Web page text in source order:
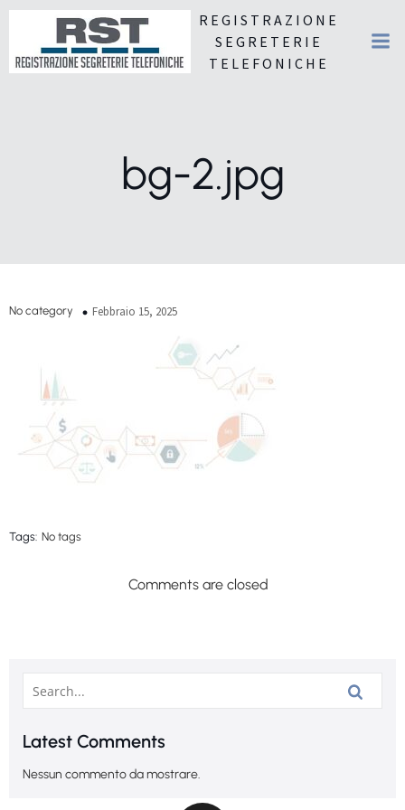
REGISTRAZIONE
SEGRETERIE
TELEFONICHE
bg-2.jpg
No category Febbraio 15, 2025
Tags: No tags
Comments are closed
Latest Comments
Nessun commento da mostrare.